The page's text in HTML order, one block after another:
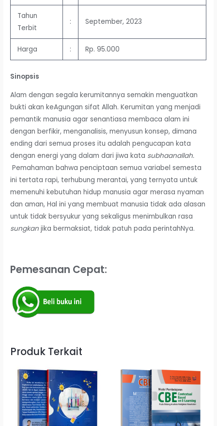
Tahun
Terbit
: September, 2023
Harga : Rp. 95.000
Sinopsis
Alam dengan segala kerumitannya semakin menguatkan
bukti akan keAgungan sifat Allah. Kerumitan yang menjadi
pemantik manusia agar senantiasa membaca alam ini
dengan berfikir, menganalisis, menyusun konsep, dimana
ending dari semua proses itu adalah pengucapan kata
dengan energi yang dalam dari jiwa kata subhaanallah.
Pemahaman bahwa penciptaan semua variabel semesta
ini tertata rapi, terhubung merantai, yang ternyata untuk
memenuhi kebutuhan hidup manusia agar merasa nyaman
dan aman, Hal ini yang membuat manusia tidak ada alasan
untuk tidak bersyukur yang sekaligus menimbulkan rasa
sungkanjika bermaksiat, tidak patuh pada perintahNya.
Pemesanan Cepat:
Produk Terkait